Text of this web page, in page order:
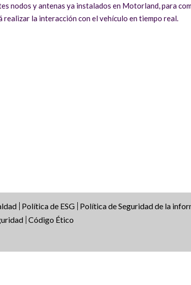
nodos y antenas ya instalados en Motorland, para
la interacción con el vehículo en tiempo real.
Política de ESG Política de Seguridad de la
Código Ético